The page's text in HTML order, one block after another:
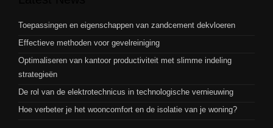
Toepassingen en eigenschappen van zandcement dekvloeren
Effectieve methoden voor gevelreiniging
Optimaliseren van kantoor productiviteit met slimme indeling
strategieën
De rol van de elektrotechnicus in technologische vernieuwing
Hoe verbeter je het wooncomfort en de isolatie van je woning?